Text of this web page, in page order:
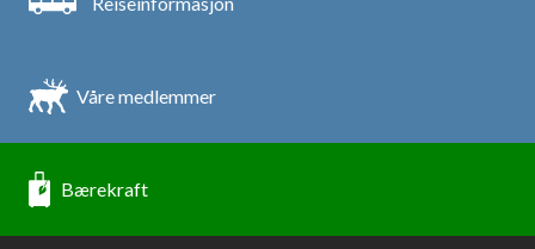
Våre medlemmer
Bærekraft